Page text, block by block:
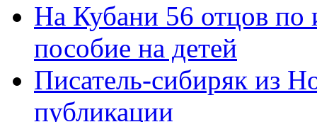
На Кубани 56 отцов по
пособие на детей
Писатель-сибиряк из
публикации